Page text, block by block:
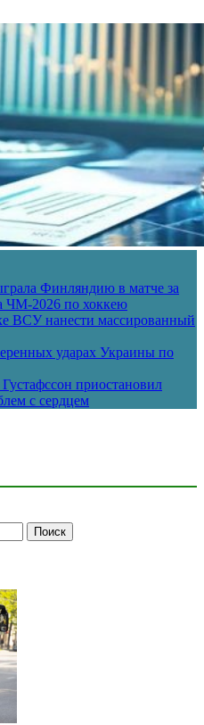
Финляндию в матче за
ЧМ-2026 по хоккею
ВСУ нанести массированный
ударах Украины по
приостановил
с сердцем